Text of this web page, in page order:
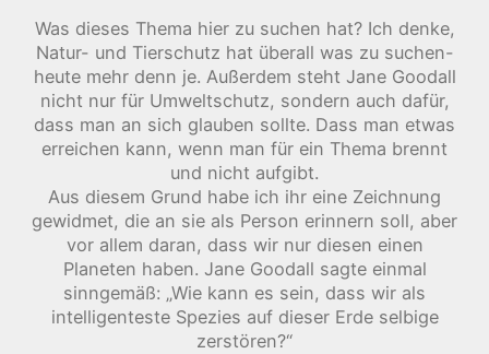
Was dieses Thema hier zu suchen hat? Ich denke,
Natur- und Tierschutz hat überall was zu suchen-
heute mehr denn je. Außerdem steht Jane Goodall
nicht nur für Umweltschutz, sondern auch dafür,
dass man an sich glauben sollte. Dass man etwas
erreichen kann, wenn man für ein Thema brennt
und nicht aufgibt.
Aus diesem Grund habe ich ihr eine Zeichnung
gewidmet, die an sie als Person erinnern soll, aber
vor allem daran, dass wir nur diesen einen
Planeten haben. Jane Goodall sagte einmal
sinngemäß: „Wie kann es sein, dass wir als
intelligenteste Spezies auf dieser Erde selbige
zerstören?“